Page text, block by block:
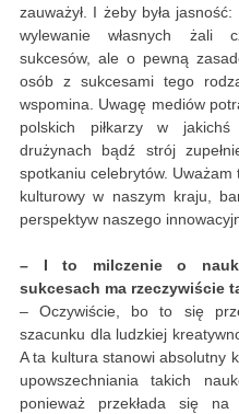
zauważył. I żeby była
wylewanie własnych żali
sukcesów, ale o pewną
osób z sukcesami tego
wspomina. Uwagę mediów
polskich piłkarzy w jakichś
drużynach bądź strój
spotkaniu celebrytów.
kulturowy w naszym kraju,
perspektyw naszego
– I to milczenie o
sukcesach ma rzeczywiście
– Oczywiście, bo to się
szacunku dla ludzkiej
A ta kultura stanowi absolutny
upowszechniania takich
ponieważ przekłada się